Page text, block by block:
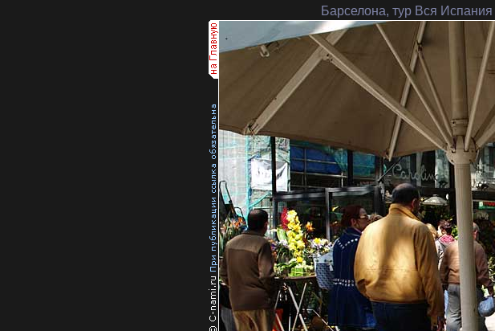
Барселона, тур Вся Испания